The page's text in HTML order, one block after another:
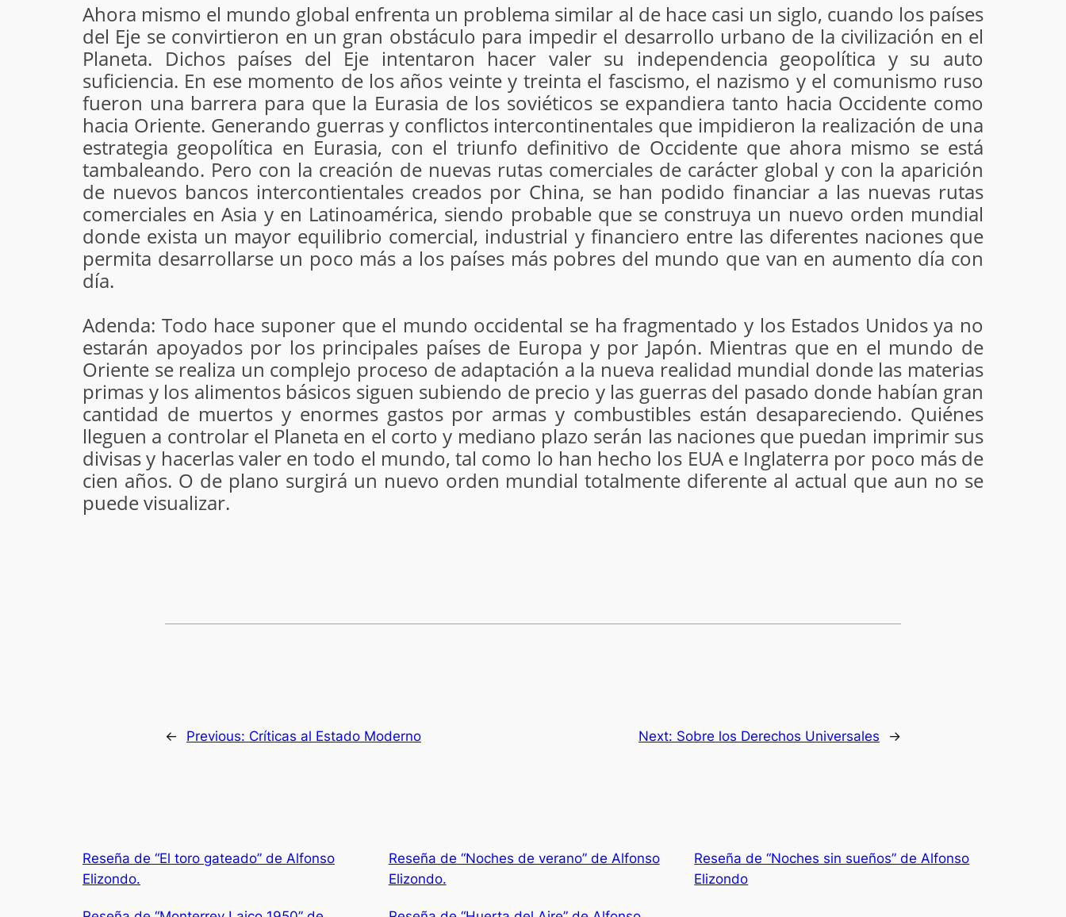
Ahora mismo el mundo global enfrenta un problema similar al de hace casi un siglo, cuando los países
del Eje se convirtieron en un gran obstáculo para impedir el desarrollo urbano de la civilización en el
Planeta. Dichos países del Eje intentaron hacer valer su independencia geopolítica y su auto
suficiencia. En ese momento de los años veinte y treinta el fascismo, el nazismo y el comunismo ruso
fueron una barrera para que la Eurasia de los soviéticos se expandiera tanto hacia Occidente como
hacia Oriente. Generando guerras y conflictos intercontinentales que impidieron la realización de una
estrategia geopolítica en Eurasia, con el triunfo definitivo de Occidente que ahora mismo se está
tambaleando. Pero con la creación de nuevas rutas comerciales de carácter global y con la aparición
de nuevos bancos intercontientales creados por China, se han podido financiar a las nuevas rutas
comerciales en Asia y en Latinoamérica, siendo probable que se construya un nuevo orden mundial
donde exista un mayor equilibrio comercial, industrial y financiero entre las diferentes naciones que
permita desarrollarse un poco más a los países más pobres del mundo que van en aumento día con
día.
Adenda: Todo hace suponer que el mundo occidental se ha fragmentado y los Estados Unidos ya no
estarán apoyados por los principales países de Europa y por Japón. Mientras que en el mundo de
Oriente se realiza un complejo proceso de adaptación a la nueva realidad mundial donde las materias
primas y los alimentos básicos siguen subiendo de precio y las guerras del pasado donde habían gran
cantidad de muertos y enormes gastos por armas y combustibles están desapareciendo. Quiénes
lleguen a controlar el Planeta en el corto y mediano plazo serán las naciones que puedan imprimir sus
divisas y hacerlas valer en todo el mundo, tal como lo han hecho los EUA e Inglaterra por poco más de
cien años. O de plano surgirá un nuevo orden mundial totalmente diferente al actual que aun no se
puede visualizar.
← Previous: Críticas al Estado Moderno Next: Sobre los Derechos Universales →
Reseña de “El toro gateado” de Alfonso
Elizondo.
Reseña de “Noches de verano” de Alfonso
Elizondo.
Reseña de “Noches sin sueños” de Alfonso
Elizondo